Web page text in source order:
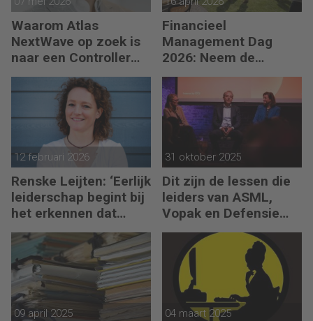
Waarom Atlas
NextWave op zoek is
naar een Controller
Group Finance
Financieel
Management Dag
2026: Neem de
toekomst in eigen
hand
12 februari 2026
Renske Leijten: ‘Eerlijk
leiderschap begint bij
het erkennen dat
fouten maken erbij
hoort’
31 oktober 2025
Dit zijn de lessen die
leiders van ASML,
Vopak en Defensie
toepassen in
turbulente tijden
09 april 2025 04 maart 2025